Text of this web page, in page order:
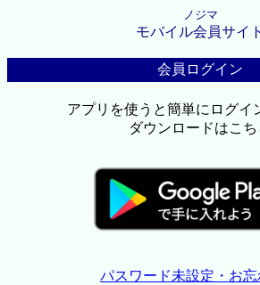
ノジマ
モバイル会員サイト
会員ログイン
アプリを使うと簡単にログイ
ダウンロードはこち
パスワード未設定・お